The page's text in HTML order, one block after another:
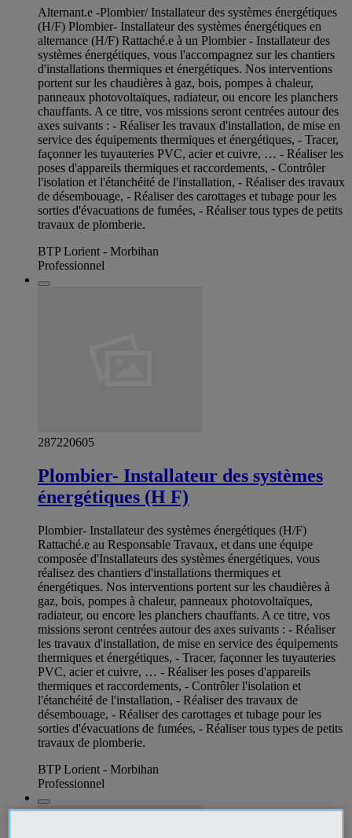
Alternant.e -Plombier/ Installateur des systèmes énergétiques
(H/F) Plombier- Installateur des systèmes énergétiques en
alternance (H/F) Rattaché.e à un Plombier - Installateur des
systèmes énergétiques, vous l'accompagnez sur les chantiers
d'installations thermiques et énergétiques. Nos interventions
portent sur les chaudières à gaz, bois, pompes à chaleur,
panneaux photovoltaïques, radiateur, ou encore les planchers
chauffants. A ce titre, vos missions seront centrées autour des
axes suivants : - Réaliser les travaux d'installation, de mise en
service des équipements thermiques et énergétiques, - Tracer,
façonner les tuyauteries PVC, acier et cuivre, … - Réaliser les
poses d'appareils thermiques et raccordements, - Contrôler
l'isolation et l'étanchéité de l'installation, - Réaliser des travaux
de désembouage, - Réaliser des carottages et tubage pour les
sorties d'évacuations de fumées, - Réaliser tous types de petits
travaux de plomberie.
BTP Lorient - Morbihan
Professionnel
287220605
Plombier- Installateur des systèmes
énergétiques (H F)
Plombier- Installateur des systèmes énergétiques (H/F)
Rattaché.e au Responsable Travaux, et dans une équipe
composée d'Installateurs des systèmes énergétiques, vous
réalisez des chantiers d'installations thermiques et
énergétiques. Nos interventions portent sur les chaudières à
gaz, bois, pompes à chaleur, panneaux photovoltaïques,
radiateur, ou encore les planchers chauffants. A ce titre, vos
missions seront centrées autour des axes suivants : - Réaliser
les travaux d'installation, de mise en service des équipements
thermiques et énergétiques, - Tracer, façonner les tuyauteries
PVC, acier et cuivre, … - Réaliser les poses d'appareils
thermiques et raccordements, - Contrôler l'isolation et
l'étanchéité de l'installation, - Réaliser des travaux de
désembouage, - Réaliser des carottages et tubage pour les
sorties d'évacuations de fumées, - Réaliser tous types de petits
travaux de plomberie.
BTP Lorient - Morbihan
Professionnel